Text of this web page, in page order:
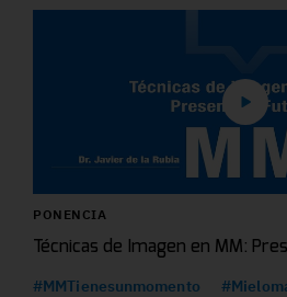
PONENCIA
Técnicas de Imagen en MM:
#MMTienesunmomento